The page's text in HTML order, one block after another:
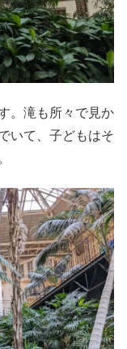
。滝も所々で見か
いて、子どもはそ